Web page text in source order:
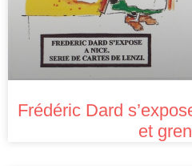
Frédéric Dard
et